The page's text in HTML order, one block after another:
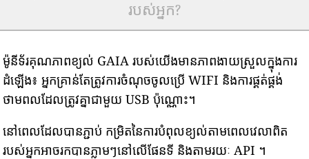
របស់អ្នក?
ម៉ូនីទ័រគុណភាពខ្យល់ GAIA របស់យើងមានភាពងាយស្រួលក្នុងការ
ដំឡើង៖ អ្នកគ្រាន់តែត្រូវការចំណុចចូលប្រើ WIFI និងការផ្គត់ផ្គង់
ថាមពលដែលត្រូវគ្នាជាមួយ USB ប៉ុណ្ណោះ។
នៅពេលដែលបានភ្ជាប់ កម្រិតនៃការបំពុលខ្យល់តាមពេលវេលាពិត
របស់អ្នកអាចរកបានភ្លាមៗនៅលើផែនទី និងតាមរយៈ API ។